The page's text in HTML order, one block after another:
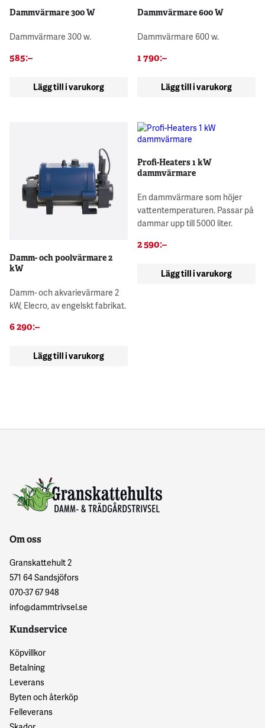
Dammvärmare 300 W
Dammvärmare 300 w.
585:–
Lägg till i varukorg
Dammvärmare 600 W
Dammvärmare 600 w.
1 790:–
Lägg till i varukorg
Damm- och poolvärmare 2
kW
Damm- och akvarievärmare 2
kW, Elecro, av engelskt fabrikat.
6 290:–
Lägg till i varukorg
Profi-Heaters 1 kW
dammvärmare
En dammvärmare som höjer
vattentemperaturen. Passar på
dammar upp till 5000 liter.
2 590:–
Lägg till i varukorg
Om oss
Granskattehult 2
571 64 Sandsjöfors
070-37 67 948
info@dammtrivsel.se
Kundservice
Köpvillkor
Betalning
Leverans
Byten och återköp
Felleverans